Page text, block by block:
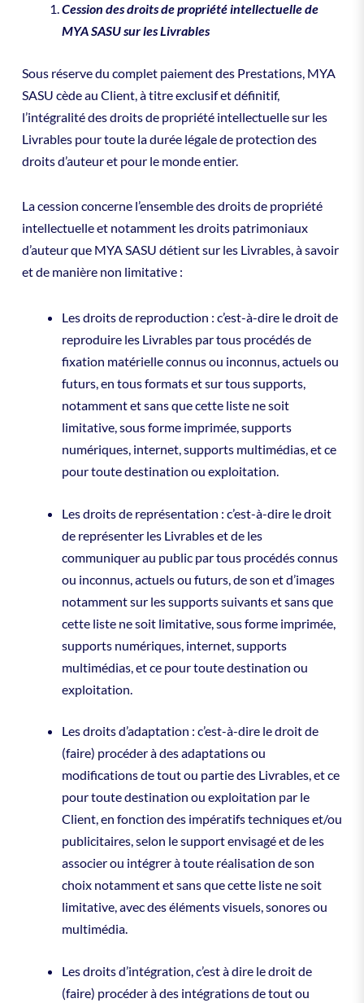
Cession des droits de propriété intellectuelle de
MYA SASU sur les Livrables
Sous réserve du complet paiement des Prestations, MYA
SASU cède au Client, à titre exclusif et définitif,
l’intégralité des droits de propriété intellectuelle sur les
Livrables pour toute la durée légale de protection des
droits d’auteur et pour le monde entier.
La cession concerne l’ensemble des droits de propriété
intellectuelle et notamment les droits patrimoniaux
d’auteur que MYA SASU détient sur les Livrables, à savoir
et de manière non limitative :
Les droits de reproduction : c’est-à-dire le droit de
reproduire les Livrables par tous procédés de
fixation matérielle connus ou inconnus, actuels ou
futurs, en tous formats et sur tous supports,
notamment et sans que cette liste ne soit
limitative, sous forme imprimée, supports
numériques, internet, supports multimédias, et ce
pour toute destination ou exploitation.
Les droits de représentation : c’est-à-dire le droit
de représenter les Livrables et de les
communiquer au public par tous procédés connus
ou inconnus, actuels ou futurs, de son et d’images
notamment sur les supports suivants et sans que
cette liste ne soit limitative, sous forme imprimée,
supports numériques, internet, supports
multimédias, et ce pour toute destination ou
exploitation.
Les droits d’adaptation : c’est-à-dire le droit de
(faire) procéder à des adaptations ou
modifications de tout ou partie des Livrables, et ce
pour toute destination ou exploitation par le
Client, en fonction des impératifs techniques et/ou
publicitaires, selon le support envisagé et de les
associer ou intégrer à toute réalisation de son
choix notamment et sans que cette liste ne soit
limitative, avec des éléments visuels, sonores ou
multimédia.
Les droits d’intégration, c’est à dire le droit de
(faire) procéder à des intégrations de tout ou